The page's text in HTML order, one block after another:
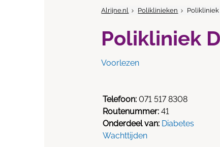
Alrijne.nl Poliklinieken
Polikliniek
Voorlezen
Telefoon: 071 517 8308
Routenummer: 41
Onderdeel van: Diabetes
Wachttijden